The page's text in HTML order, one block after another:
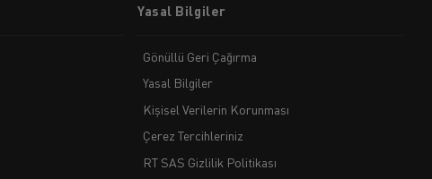
Yasal Bilgiler
Gönüllü Geri Çağırma
Yasal Bilgiler
Kişisel Verilerin Korunması
Çerez Tercihleriniz
RT SAS Gizlilik Politikası